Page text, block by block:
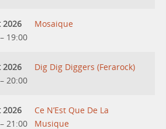
2026
– 19:00
Mosaique
2026
– 20:00
Dig Dig Diggers (Ferarock)
2026
– 21:00
Ce N’Est Que De La
Musique